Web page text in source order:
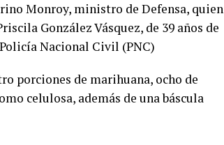
Monroy, ministro de Defensa, quien
González Vásquez, de 39 años de
Nacional Civil (PNC)
porciones de marihuana, ocho de
celulosa, además de una báscula